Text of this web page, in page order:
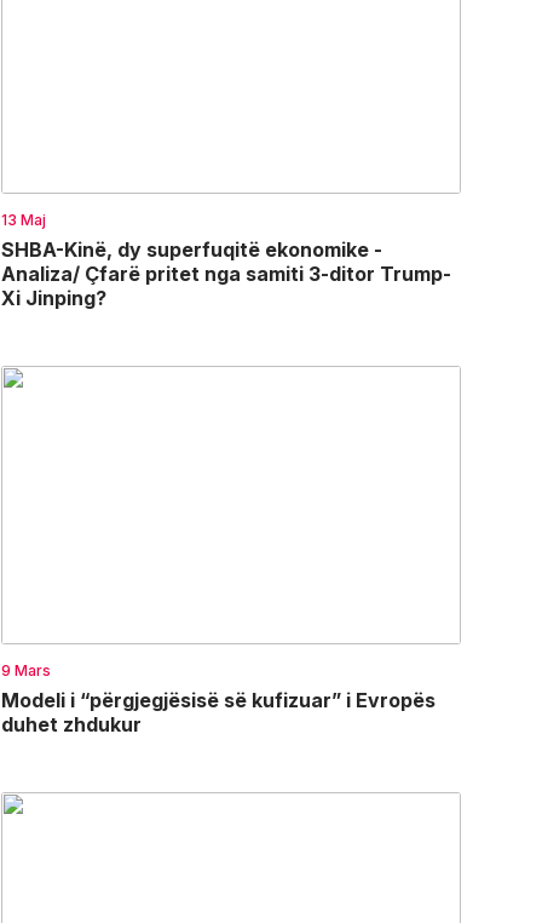
13 Maj
SHBA-Kinë, dy superfuqitë ekonomike -
Analiza/ Çfarë pritet nga samiti 3-ditor Trump-
Xi Jinping?
9 Mars
Modeli i “përgjegjësisë së kufizuar” i Evropës
duhet zhdukur